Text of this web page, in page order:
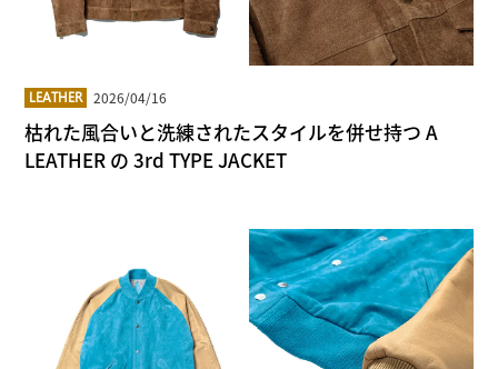
LEATHER 2026/04/16
枯れた風合いと洗練されたスタイルを併せ持つ A
LEATHER の 3rd TYPE JACKET